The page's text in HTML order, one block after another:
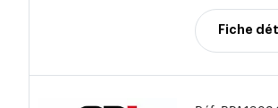
Fiche